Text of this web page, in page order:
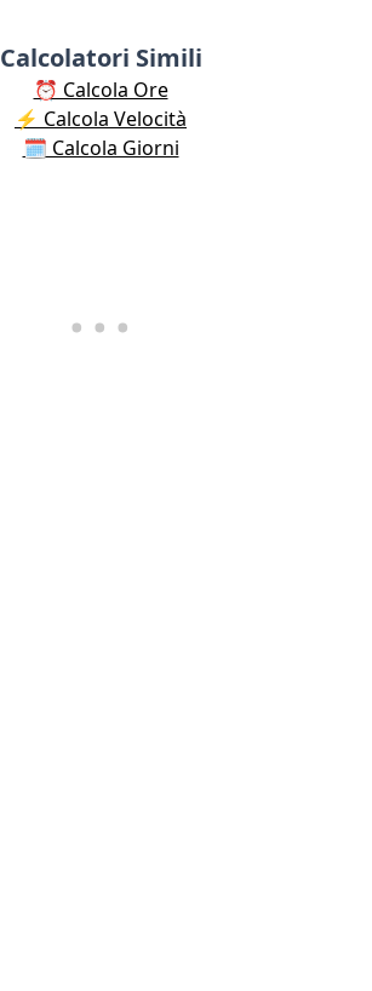
Calcolatori Simili
⏰ Calcola Ore
⚡️ Calcola Velocità
🗓️ Calcola Giorni